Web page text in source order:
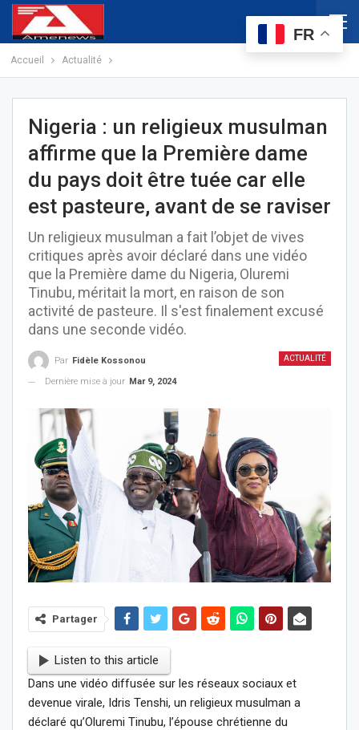
Accueil Actualité
Nigeria : un religieux musulman
affirme que la Première dame
du pays doit être tuée car elle
est pasteure, avant de se raviser
Un religieux musulman a fait l’objet de vives
critiques après avoir déclaré dans une vidéo
que la Première dame du Nigeria, Oluremi
Tinubu, méritait la mort, en raison de son
activité de pasteure. Il s'est finalement excusé
dans une seconde vidéo.
ACTUALITÉ
Par Fidèle Kossonou
Dernière mise à jour Mar 9, 2024
Partager
Listen to this article
Dans une vidéo diffusée sur les réseaux sociaux et
devenue virale, Idris Tenshi, un religieux musulman a
déclaré qu’Oluremi Tinubu, l’épouse chrétienne du
FR